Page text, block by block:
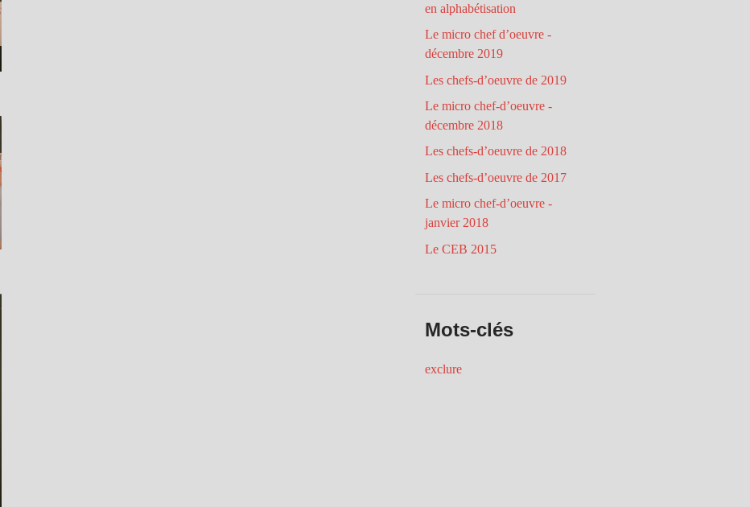
en alphabétisation
Le micro chef d’oeuvre -
décembre 2019
Les chefs-d’oeuvre de 2019
Le micro chef-d’oeuvre -
décembre 2018
Les chefs-d’oeuvre de 2018
Les chefs-d’oeuvre de 2017
Le micro chef-d’oeuvre -
janvier 2018
Le CEB 2015
Mots-clés
exclure